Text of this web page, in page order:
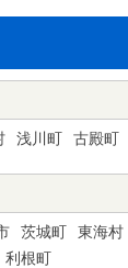
浅川町 古殿町
茨城町 東海村
利根町